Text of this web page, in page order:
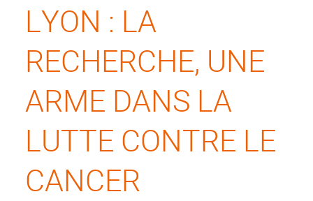
LYON : LA
RECHERCHE, UNE
ARME DANS LA
LUTTE CONTRE LE
CANCER